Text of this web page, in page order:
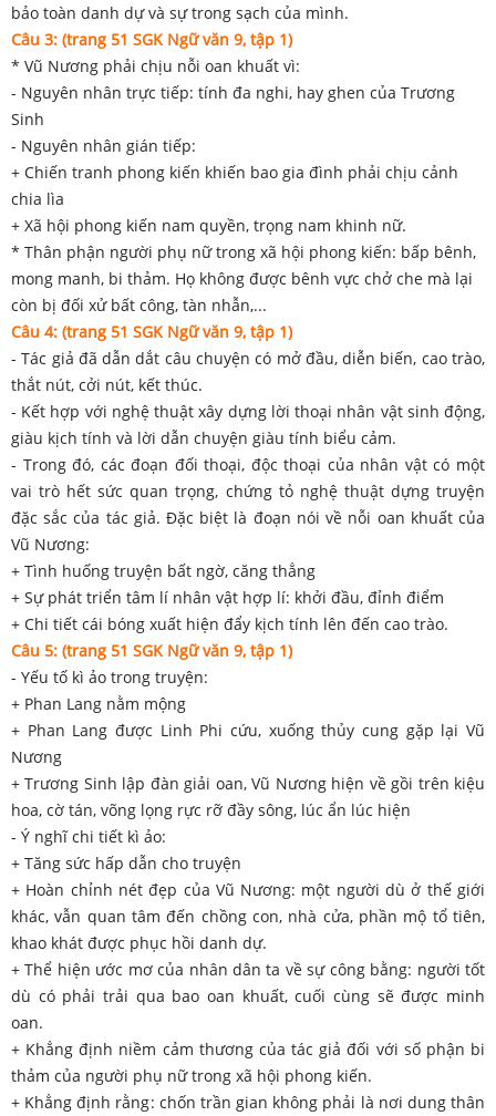
bảo toàn danh dự và sự trong sạch của mình.
Câu 3: (trang 51 SGK Ngữ văn 9, tập 1)
* Vũ Nương phải chịu nỗi oan khuất vì:
- Nguyên nhân trực tiếp: tính đa nghi, hay ghen của Trương
Sinh
- Nguyên nhân gián tiếp:
+ Chiến tranh phong kiến khiến bao gia đình phải chịu cảnh
chia lìa
+ Xã hội phong kiến nam quyền, trọng nam khinh nữ.
* Thân phận người phụ nữ trong xã hội phong kiến: bấp bênh,
mong manh, bi thảm. Họ không được bênh vực chở che mà lại
còn bị đối xử bất công, tàn nhẫn,...
Câu 4: (trang 51 SGK Ngữ văn 9, tập 1)
- Tác giả đã dẫn dắt câu chuyện có mở đầu, diễn biến, cao trào,
thắt nút, cởi nút, kết thúc.
- Kết hợp với nghệ thuật xây dựng lời thoại nhân vật sinh động,
giàu kịch tính và lời dẫn chuyện giàu tính biểu cảm.
- Trong đó, các đoạn đối thoại, độc thoại của nhân vật có một
vai trò hết sức quan trọng, chứng tỏ nghệ thuật dựng truyện
đặc sắc của tác giả. Đặc biệt là đoạn nói về nỗi oan khuất của
Vũ Nương:
+ Tình huống truyện bất ngờ, căng thẳng
+ Sự phát triển tâm lí nhân vật hợp lí: khởi đầu, đỉnh điểm
+ Chi tiết cái bóng xuất hiện đẩy kịch tính lên đến cao trào.
Câu 5: (trang 51 SGK Ngữ văn 9, tập 1)
- Yếu tố kì ảo trong truyện:
+ Phan Lang nằm mộng
+ Phan Lang được Linh Phi cứu, xuống thủy cung gặp lại Vũ
Nương
+ Trương Sinh lập đàn giải oan, Vũ Nương hiện về gồi trên kiệu
hoa, cờ tán, võng lọng rực rỡ đầy sông, lúc ẩn lúc hiện
- Ý nghĩ chi tiết kì ảo:
+ Tăng sức hấp dẫn cho truyện
+ Hoàn chỉnh nét đẹp của Vũ Nương: một người dù ở thế giới
khác, vẫn quan tâm đến chồng con, nhà cửa, phần mộ tổ tiên,
khao khát được phục hồi danh dự.
+ Thể hiện ước mơ của nhân dân ta về sự công bằng: người tốt
dù có phải trải qua bao oan khuất, cuối cùng sẽ được minh
oan.
+ Khẳng định niềm cảm thương của tác giả đối với số phận bi
thảm của người phụ nữ trong xã hội phong kiến.
+ Khẳng định rằng: chốn trần gian không phải là nơi dung thân